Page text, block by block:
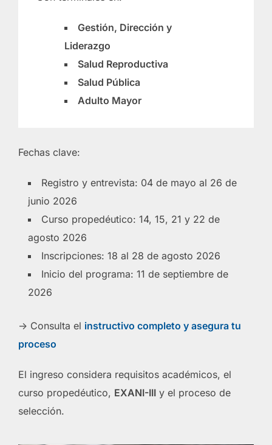
Gestión, Dirección y
Liderazgo
Salud Reproductiva
Salud Pública
Adulto Mayor
Fechas clave:
Registro y entrevista: 04 de mayo al 26 de
junio 2026
Curso propedéutico: 14, 15, 21 y 22 de
agosto 2026
Inscripciones: 18 al 28 de agosto 2026
Inicio del programa: 11 de septiembre de
2026
-> Consulta el instructivo completo y asegura tu
proceso
El ingreso considera requisitos académicos, el
curso propedéutico, EXANI-III y el proceso de
selección.